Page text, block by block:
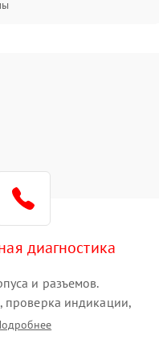
диагностика
и разъемов.
проверка индикации,
кодов ошибок. Измерение